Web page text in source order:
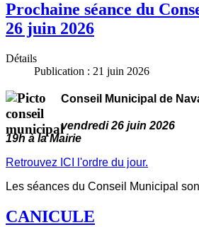
Prochaine séance du
26 juin 2026
Détails
Publication : 21 juin 2026
Conseil Municipal de
vendredi 26 juin 2026
19h à la Mairie
Retrouvez ICI l'ordre du jour.
Les séances du Conseil Municipal
CANICULE